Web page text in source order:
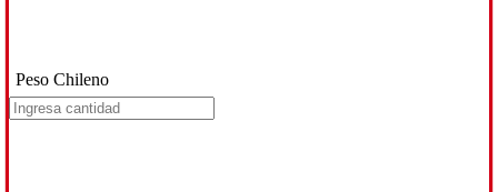
Peso Chileno